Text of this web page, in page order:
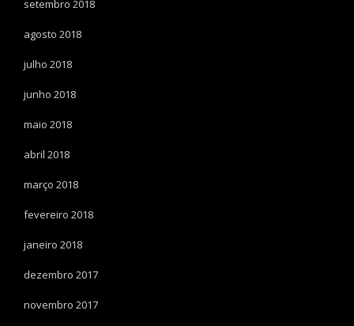
setembro 2018
agosto 2018
julho 2018
junho 2018
maio 2018
abril 2018
março 2018
fevereiro 2018
janeiro 2018
dezembro 2017
novembro 2017